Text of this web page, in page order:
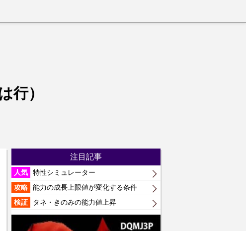
行）
注目記事
人気
特性シミュレーター
攻略
能力の成長上限値が変化する条件
検証
タネ・きのみの能力値上昇